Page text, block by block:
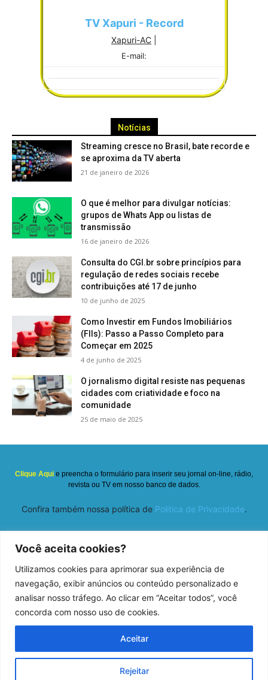
Você aceita cookies?
Utilizamos cookies para aprimorar sua experiência de
navegação, exibir anúncios ou conteúdo personalizado e
analisar nosso tráfego. Ao clicar em “Aceitar todos”, você
concorda com nosso uso de cookies.
Rejeitar
Aceitar
TV Xapuri - Record
Xapuri-AC
E-mail:
Notícias
Streaming cresce no Brasil, bate recorde e
se aproxima da TV aberta
21 de janeiro de 2026
O que é melhor para divulgar notícias:
grupos de Whats App ou listas de
transmissão
16 de janeiro de 2026
Consulta do CGI.br sobre princípios para
regulação de redes sociais recebe
contribuições até 17 de junho
10 de junho de 2025
Como Investir em Fundos Imobiliários
(FIIs): Passo a Passo Completo para
Começar em 2025
4 de junho de 2025
O jornalismo digital resiste nas pequenas
cidades com criatividade e foco na
comunidade
25 de maio de 2025
Clique Aqui e preencha o formulário para inserir seu jornal on-line, rádio,
revista ou TV em nosso banco de dados.
Confira também nossa política de Politica de Privacidade.
respectivos links e informações de contato. Somos um verdadeiro Atlas dos
Veículos de Comunicação do país.